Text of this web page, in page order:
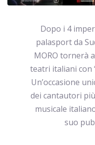
Dopo i 4
palasport da
MORO tornerà
teatri italiani con
Un’occasione
dei cantautori
musicale
suo